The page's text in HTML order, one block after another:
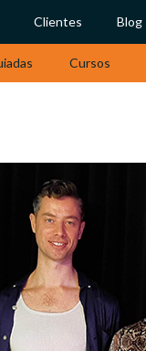
Clientes Blog
Cursos